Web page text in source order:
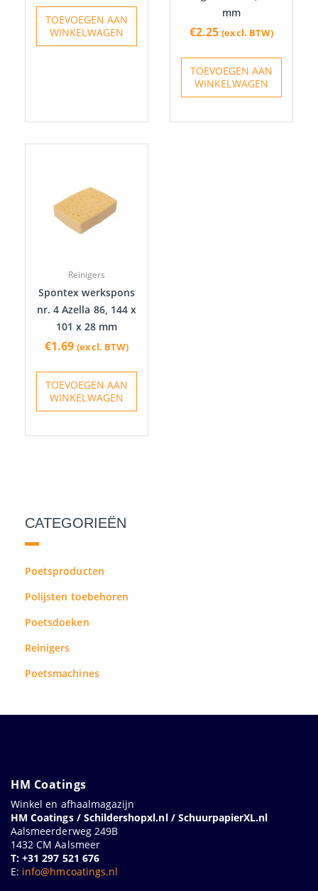
TOEVOEGEN AAN
WINKELWAGEN
mm
€2.25 (excl. BTW)
TOEVOEGEN AAN
WINKELWAGEN
Reinigers
Spontex werkspons
nr. 4 Azella 86, 144 x
101 x 28 mm
€1.69 (excl. BTW)
TOEVOEGEN AAN
WINKELWAGEN
CATEGORIEËN
Poetsproducten
Polijsten toebehoren
Poetsdoeken
Reinigers
Poetsmachines
HM Coatings
Winkel en afhaalmagazijn
HM Coatings / Schildershopxl.nl / SchuurpapierXL.nl
Aalsmeerderweg 249B
1432 CM Aalsmeer
T: +31 297 521 676
E: info@hmcoatings.nl